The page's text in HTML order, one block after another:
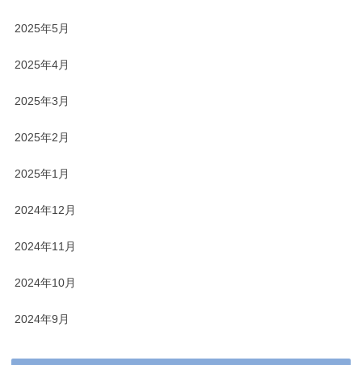
2025年5月
2025年4月
2025年3月
2025年2月
2025年1月
2024年12月
2024年11月
2024年10月
2024年9月